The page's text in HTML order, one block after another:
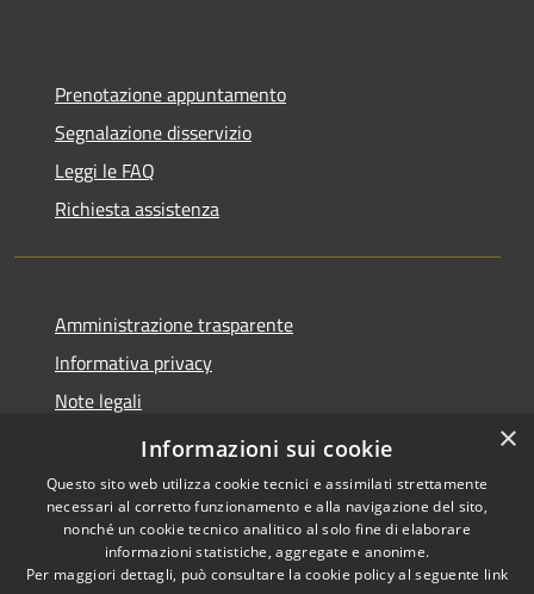
Prenotazione appuntamento
Segnalazione disservizio
Leggi le FAQ
Richiesta assistenza
Amministrazione trasparente
Informativa privacy
Note legali
Dichiarazione di accessibilità
Accessibilità
Copyright © 2026 • Comune di
Endine Gaiano • Powered by
×
Informazioni sui cookie
Questo sito web utilizza cookie tecnici e assimilati strettamente
necessari al corretto funzionamento e alla navigazione del sito,
nonché un cookie tecnico analitico al solo fine di elaborare
informazioni statistiche, aggregate e anonime.
Per maggiori dettagli, può consultare la cookie policy al seguente link